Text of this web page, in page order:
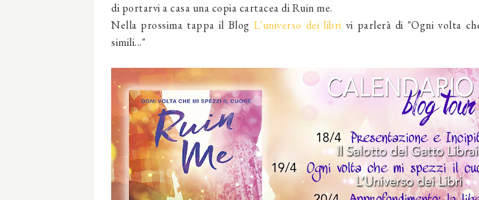
di portarvi a casa una copia cartacea di Ruin me.
Nella prossima tappa il Blog L'universo dei libri vi parlerà di "Ogni volta
simili..."